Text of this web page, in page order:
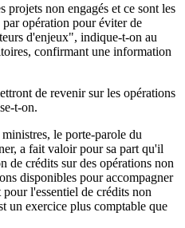
projets non engagés et ce sont les
opération pour éviter de
d'enjeux", indique-t-on au
confirmant une information
de revenir sur les opérations
t-on.
le porte-parole du
a fait valoir pour sa part qu'il
de crédits sur des opérations non
disponibles pour accompagner
l'essentiel de crédits non
un exercice plus comptable que